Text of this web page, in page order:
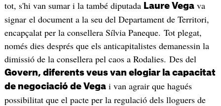
tot, s'hi van sumar i la també diputada Laure Vegava
signar el document a la seu del Departament de Territori,
encapçalat per la consellera Sílvia Paneque. Tot plegat,
només dies després que els anticapitalistes demanessin la
dimissió de la consellera pel caos a Rodalies. Des del
Govern, diferents veus van elogiar la capacitat
de negociació de Vegai van agrair que hagués
possibilitat que el pacte per la regulació dels lloguers de